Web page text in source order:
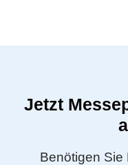
Jetzt
Benötigen Sie